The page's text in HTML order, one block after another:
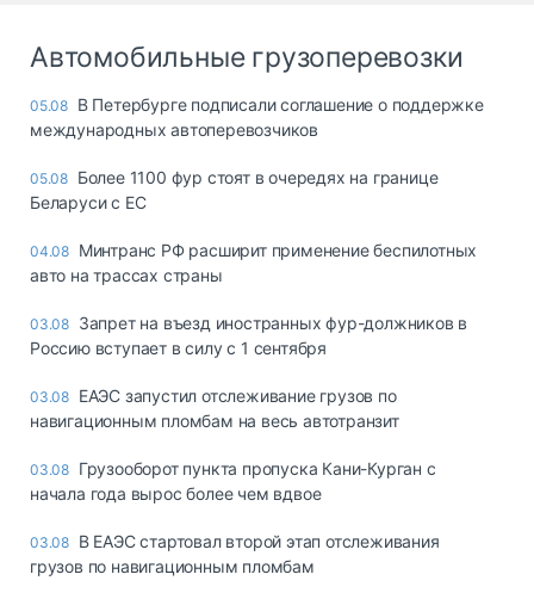
Автомобильные грузоперевозки
05.08 В Петербурге подписали соглашение о поддержке
международных автоперевозчиков
05.08 Более 1100 фур стоят в очередях на границе
Беларуси с ЕС
04.08 Минтранс РФ расширит применение беспилотных
авто на трассах страны
03.08 Запрет на въезд иностранных фур-должников в
Россию вступает в силу с 1 сентября
03.08 ЕАЭС запустил отслеживание грузов по
навигационным пломбам на весь автотранзит
03.08 Грузооборот пункта пропуска Кани-Курган с
начала года вырос более чем вдвое
03.08 В ЕАЭС стартовал второй этап отслеживания
грузов по навигационным пломбам